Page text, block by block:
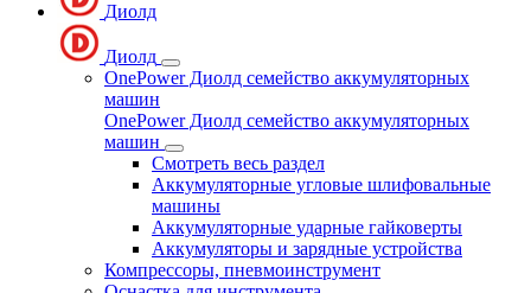
Диолд
Диолд
OnePower Диолд семейство аккумуляторных
машин
OnePower Диолд семейство аккумуляторных
машин
Смотреть весь раздел
Аккумуляторные угловые шлифовальные
машины
Аккумуляторные ударные гайковерты
Аккумуляторы и зарядные устройства
Компрессоры, пневмоинструмент